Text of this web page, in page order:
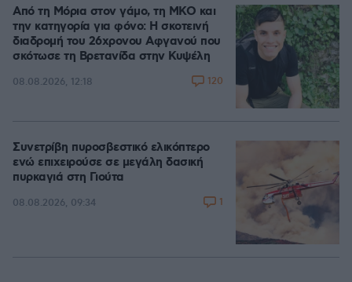
Από τη Μόρια στον γάμο, τη ΜΚΟ και
την κατηγορία για φόνο: Η σκοτεινή
διαδρομή του 26χρονου Αφγανού που
σκότωσε τη Βρετανίδα στην Κυψέλη
08.08.2026, 12:18 120
Συνετρίβη πυροσβεστικό ελικόπτερο
ενώ επιχειρούσε σε μεγάλη δασική
πυρκαγιά στη Γιούτα
08.08.2026, 09:34 1